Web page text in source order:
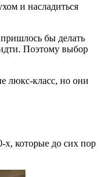
и насладиться
бы делать
Поэтому выбор
люкс-класс, но они
х, которые до сих пор